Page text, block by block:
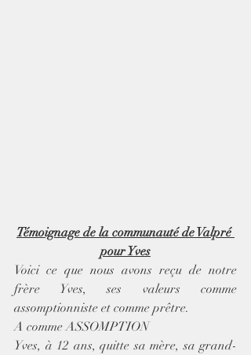
Témoignage de la communauté de Valpré
pour Yves
Voici ce que nous avons reçu de notre
frère Yves, ses valeurs comme
assomptionniste et comme prêtre.
A comme ASSOMPTION
Yves, à 12 ans, quitte sa mère, sa grand-